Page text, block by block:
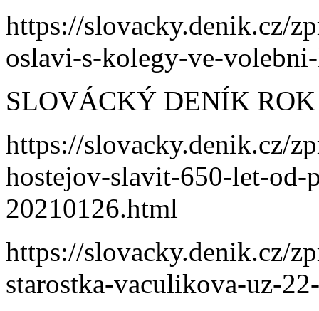
https://slovacky.denik.cz/
oslavi-s-kolegy-ve-
SLOVÁCKÝ DENÍK ROK
https://slovacky.denik.cz/
hostejov-slavit-650-let-
20210126.html
https://slovacky.denik.cz/
starostka-vaculikova-uz-